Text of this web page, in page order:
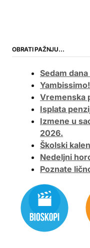
OBRATI PAŽNJU…
Sedam
Vremenska
Isplata
Izmene u
2026.
Školski
Nedeljni
Poznate